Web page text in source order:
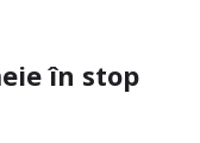
în stop